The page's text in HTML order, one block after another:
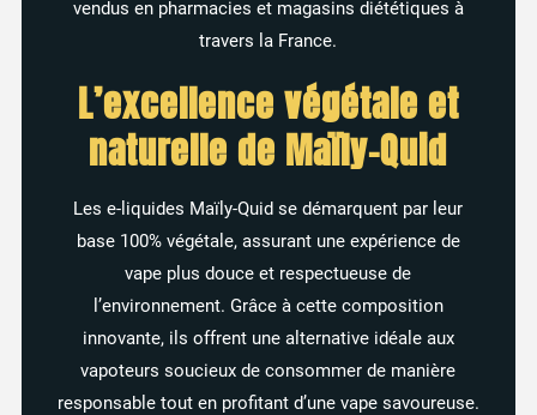
vendus en pharmacies et magasins diététiques à
travers la France.
L’excellence végétale et
naturelle de Maïly-Quid
Les e-liquides Maïly-Quid se démarquent par leur
base 100% végétale, assurant une expérience de
vape plus douce et respectueuse de
l’environnement. Grâce à cette composition
innovante, ils offrent une alternative idéale aux
vapoteurs soucieux de consommer de manière
responsable tout en profitant d’une vape savoureuse.